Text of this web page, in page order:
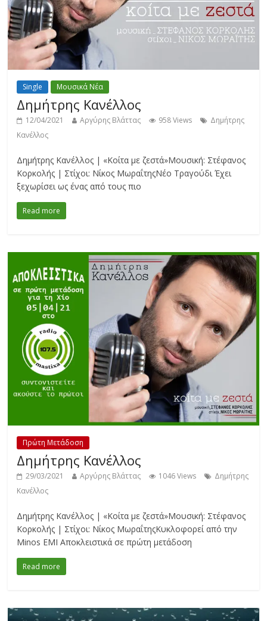
Single Μουσικά Νέα
Δημήτρης Κανέλλος
12/04/2021 Αργύρης Βλάττας 958 Views
Δημήτρης
Κανέλλος
Δημήτρης Κανέλλος | «Κοίτα με ζεστά»Μουσική: Στέφανος
Κορκολής | Στίχοι: Νίκος ΜωραΐτηςΝέο Τραγούδι Έχει
ξεχωρίσει ως ένας από τους πιο
Read more
Πρώτη Μετάδοση
Δημήτρης Κανέλλος
29/03/2021 Αργύρης Βλάττας 1046 Views
Δημήτρης
Κανέλλος
Δημήτρης Κανέλλος | «Κοίτα με ζεστά»Μουσική: Στέφανος
Κορκολής | Στίχοι: Νίκος ΜωραΐτηςΚυκλοφορεί από την
Minos EMI Αποκλειστικά σε πρώτη μετάδοση
Read more